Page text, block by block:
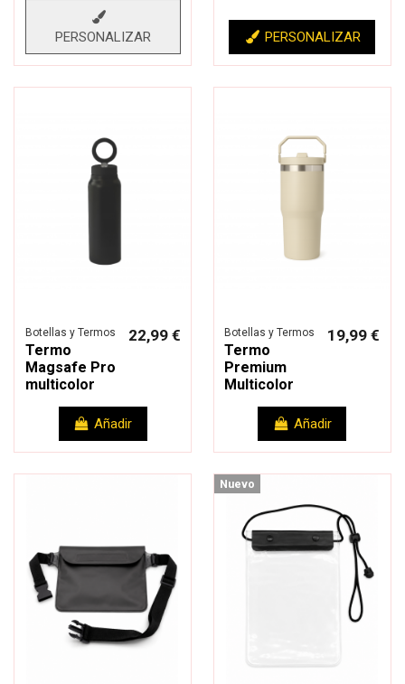
PERSONALIZAR PERSONALIZAR
Botellas y Termos
Termo
Magsafe Pro
multicolor
22,99 €
Añadir
Botellas y Termos
Termo
Premium
Multicolor
19,99 €
Añadir
Nuevo